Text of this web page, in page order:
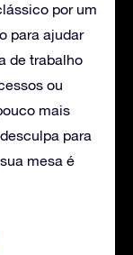
por um
para ajudar
de trabalho
ou
mais
para
mesa é